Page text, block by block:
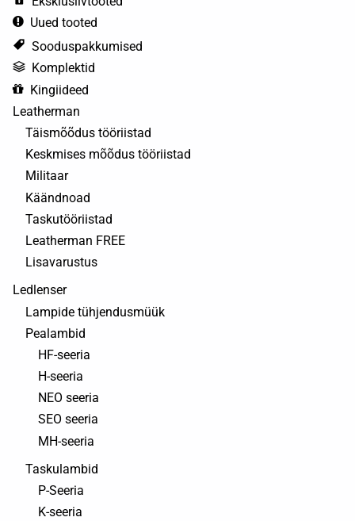
Uued tooted
Sooduspakkumised
Komplektid
Kingiideed
Leatherman
Täismõõdus tööriistad
Keskmises mõõdus tööriistad
Militaar
Käändnoad
Taskutööriistad
Leatherman FREE
Lisavarustus
Ledlenser
Lampide tühjendusmüük
Pealambid
HF-seeria
H-seeria
NEO seeria
SEO seeria
MH-seeria
Taskulambid
P-Seeria
K-seeria